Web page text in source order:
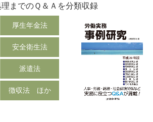
までのＱ＆Ａを分類収録
厚生年金法
安全衛生法
派遣法
徴収法 ほか